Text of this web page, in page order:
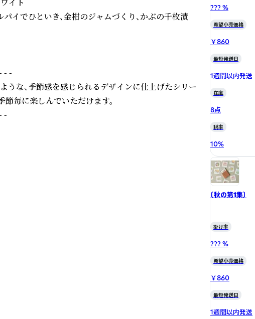
イでひといき、金柑のジャムづくり、かぶの千枚漬
- -
な、季節感を感じられるデザインに仕上げたシリー
毎に楽しんでいただけます。
-
??? %
希望小売価格
￥860
最短発送日
1週間以内発送
在庫
8点
税率
10%
〔秋の第1集〕
掛け率
??? %
希望小売価格
￥860
最短発送日
1週間以内発送